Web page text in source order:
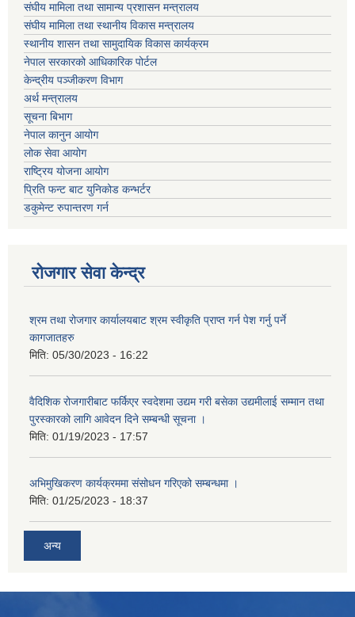
संघीय मामिला तथा सामान्य प्रशासन मन्त्रालय
संघीय मामिला तथा स्थानीय विकास मन्त्रालय
स्थानीय शासन तथा सामुदायिक विकास कार्यक्रम
नेपाल सरकारको आधिकारिक पोर्टल
केन्द्रीय पञ्जीकरण विभाग
अर्थ मन्त्रालय
सूचना बिभाग
नेपाल कानुन आयोग
लोक सेवा आयोग
राष्ट्रिय योजना आयोग
प्रिति फन्ट बाट युनिकोड कन्भर्टर
डकुमेन्ट रुपान्तरण गर्न
रोजगार सेवा केन्द्र
श्रम तथा रोजगार कार्यालयबाट श्रम स्वीकृति प्राप्त गर्न पेश गर्नु पर्ने
कागजातहरु
मिति: 05/30/2023 - 16:22
वैदिशिक रोजगारीबाट फर्किएर स्वदेशमा उद्यम गरी बसेका उद्यमीलाई सम्मान तथा
पुरस्कारको लागि आवेदन दिने सम्बन्धी सूचना ।
मिति: 01/19/2023 - 17:57
अभिमुखिकरण कार्यक्रममा संसोधन गरिएको सम्बन्धमा ।
मिति: 01/25/2023 - 18:37
अन्य